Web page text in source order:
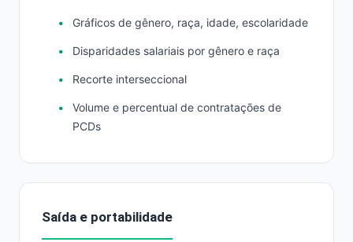
Gráficos de gênero, raça, idade, escolaridade
Disparidades salariais por gênero e raça
Recorte interseccional
Volume e percentual de contratações de
PCDs
Saída e portabilidade